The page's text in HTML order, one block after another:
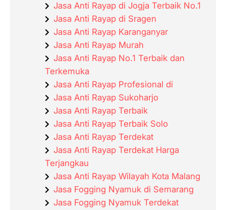
Jasa Anti Rayap di Jogja Terbaik No.1
Jasa Anti Rayap di Sragen
Jasa Anti Rayap Karanganyar
Jasa Anti Rayap Murah
Jasa Anti Rayap No.1 Terbaik dan
Terkemuka
Jasa Anti Rayap Profesional di
Jasa Anti Rayap Sukoharjo
Jasa Anti Rayap Terbaik
Jasa Anti Rayap Terbaik Solo
Jasa Anti Rayap Terdekat
Jasa Anti Rayap Terdekat Harga
Terjangkau
Jasa Anti Rayap Wilayah Kota Malang
Jasa Fogging Nyamuk di Semarang
Jasa Fogging Nyamuk Terdekat